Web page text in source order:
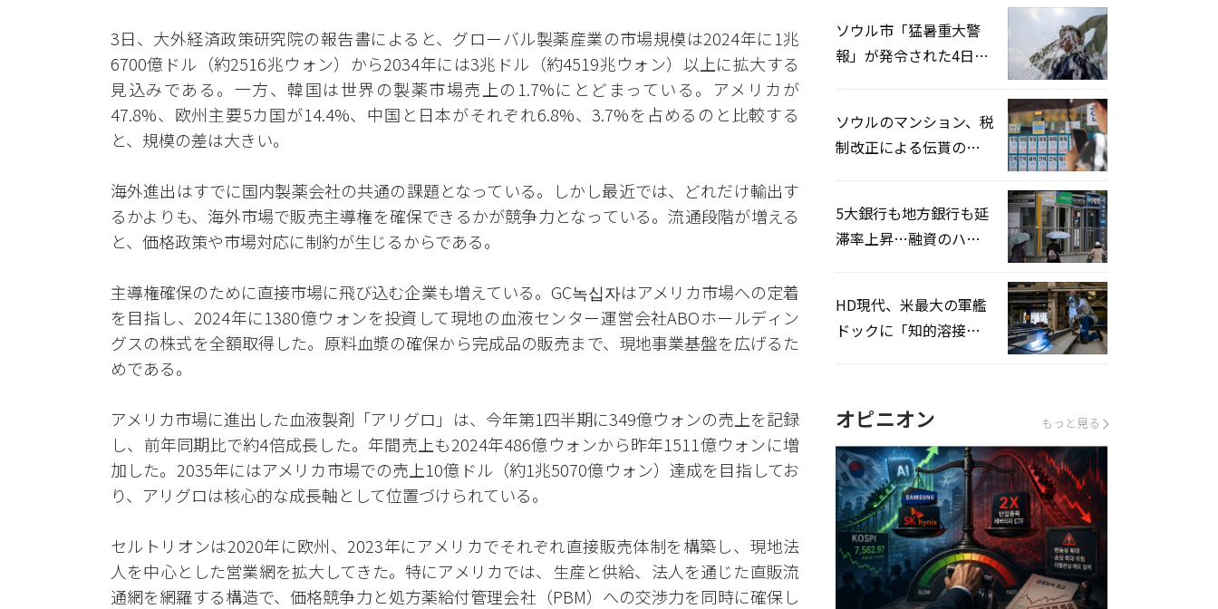
3日、大外経済政策研究院の報告書によると、グローバル製薬産業の市場規模は2024年に1兆
6700億ドル（約2516兆ウォン）から2034年には3兆ドル（約4519兆ウォン）以上に拡大する
見込みである。一方、韓国は世界の製薬市場売上の1.7%にとどまっている。アメリカが
47.8%、欧州主要5カ国が14.4%、中国と日本がそれぞれ6.8%、3.7%を占めるのと比較する
と、規模の差は大きい。
海外進出はすでに国内製薬会社の共通の課題となっている。しかし最近では、どれだけ輸出す
るかよりも、海外市場で販売主導権を確保できるかが競争力となっている。流通段階が増える
と、価格政策や市場対応に制約が生じるからである。
主導権確保のために直接市場に飛び込む企業も増えている。GC녹십자はアメリカ市場への定着
を目指し、2024年に1380億ウォンを投資して現地の血液センター運営会社ABOホールディン
グスの株式を全額取得した。原料血漿の確保から完成品の販売まで、現地事業基盤を広げるた
めである。
アメリカ市場に進出した血液製剤「アリグロ」は、今年第1四半期に349億ウォンの売上を記録
し、前年同期比で約4倍成長した。年間売上も2024年486億ウォンから昨年1511億ウォンに増
加した。2035年にはアメリカ市場での売上10億ドル（約1兆5070億ウォン）達成を目指してお
り、アリグロは核心的な成長軸として位置づけられている。
セルトリオンは2020年に欧州、2023年にアメリカでそれぞれ直接販売体制を構築し、現地法
人を中心とした営業網を拡大してきた。特にアメリカでは、生産と供給、法人を通じた直販流
通網を網羅する構造で、価格競争力と処方薬給付管理会社（PBM）への交渉力を同時に確保し
ソウル市「猛暑重大警
報」が発令された4日、
ソウルのマンション、税
制改正による伝貰の月
5大銀行も地方銀行も延
滞率上昇…融資のハー
HD現代、米最大の軍艦
ドックに「知的溶接」
オピニオン もっと見る